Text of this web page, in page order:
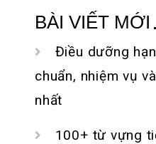
cho:
BÀI VIẾT MỚI
Điều dưỡng
chuẩn, nhiệm vụ
nhất
100+ từ vựng